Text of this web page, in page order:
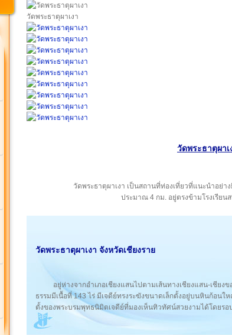
วัดพระธาตุผาเงา
วัดพระธาตุผาเ
วัดพระธาตุผาเงา เป็นสถานที่ท่องเที่ยวที่แนะนำอย่า
ประมาณ 4 กม. อยู่ตรงข้ามโรงเรีย
วัดพระธาตุผาเงา จังหวัดเชียงราย
อยู่ห่างจากอำเภอเชียงแสนไปตามเส้นทางเชียงแสน-เชีย
ธรรมมีเนื้อที่ 143 ไร่ มีเจดีย์ทรงระฆังขนาดเล็กตั้งอยู่บนหินก้อน
ตั้งของพระบรมพุทธนิมิตเจดีย์ที่มองเห็นทิวทัศน์สวยงามได้โดยรอ